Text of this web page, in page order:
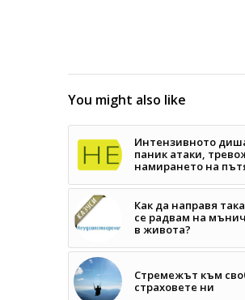
You might also like
Интензивното
паник атаки,
намирането на
Как да направя
се радвам на
в живота?
Стремежът към
страховете ни